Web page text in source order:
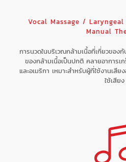
Vocal Massage /
Manual
การนวดในบริเวณกล้ามเนื้อที่เกี่ยวของ
ของกล้ามเนื้อเป็นปกติ คลายอาการเ
และอเมริกา เหมาะสำหรับผู้ที่ใช้งานเ
ใช้เสียง